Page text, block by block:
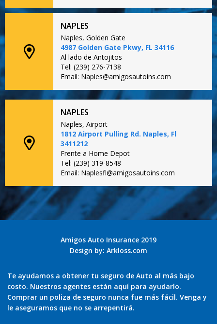
NAPLES
Naples, Golden Gate
4987 Golden Gate Pkwy, FL 34116
Al lado de Antojitos
Tel: (239) 276-7138
Email: Naples@amigosautoins.com
NAPLES
Naples, Airport
1812 Airport Pulling Rd. Naples, Fl
3411212
Frente a Home Depot
Tel: (239) 319-8548
Email: Naplesfl@amigosautoins.com
Amigos Auto Insurance 2019
Design by: Arkloss.com
Te ayudamos a obtener tu seguro de Auto al más bajo
costo. Nuestros agentes están aquí para ayudarlo.
Comprar un poliza de seguro nunca fue más fácil. Venga y
le aseguramos que no se arrepentirá.